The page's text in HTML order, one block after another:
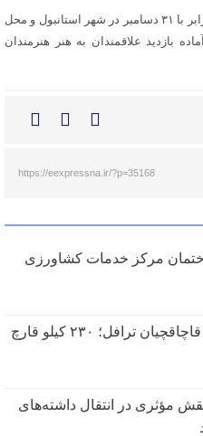
گفتنی است این نمایشگاه تا ۱۱ دی ماه برابر با ۳۱ دسامبر در شهر استانبول و محل
بازدید علاقمندان به هنر هنرمندان
https://eexpressna.ir/?p=35168
مرکز خدمات کشاورزی
ضربه پلیس کلاله به قاچاقچیان ترافل؛ ۲۳۰ کیلو قارچ
مؤثری در انتقال داشته‌های